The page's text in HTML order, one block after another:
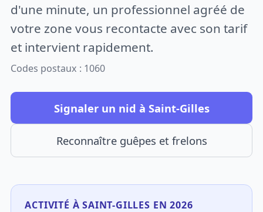
d'une minute, un professionnel agréé de
votre zone vous recontacte avec son tarif
et intervient rapidement.
Codes postaux : 1060
Signaler un nid à Saint-Gilles
Reconnaître guêpes et frelons
ACTIVITÉ À SAINT-GILLES EN 2026